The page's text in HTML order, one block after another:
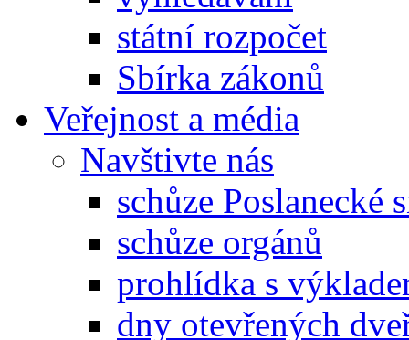
státní rozpočet
Sbírka zákonů
Veřejnost a média
Navštivte nás
schůze Poslanecké
schůze orgánů
prohlídka s
dny otevřených